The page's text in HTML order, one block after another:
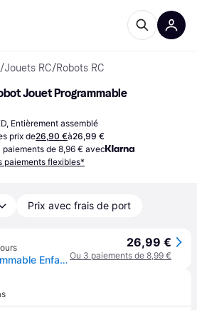
/Jouets RC/Robots RC
Jouet Programmable
Entièrement assemblé
prix de26,90 €à26,99 €
de 8,96 € avec
paiements flexibles*
Prix avec frais de port
Robot Jouet Programmable Enfants -VEVOR -Télécommande Gestes-50 Mouvements Fonction dÉvitement dObstacle-Rechargeable USB-Âge - Blanc
26,99 €
Ou 3 paiements de 8,99 €